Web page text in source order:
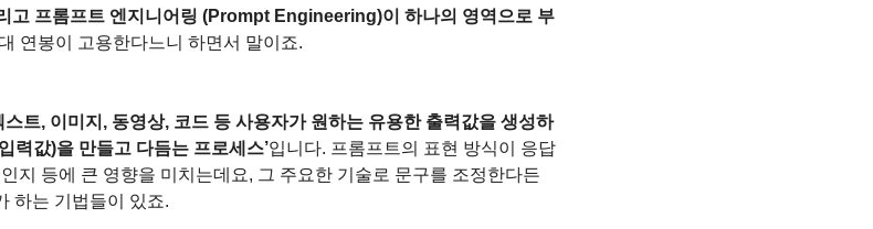
고 프롬프트 엔지니어링 (Prompt Engineering)이 하나의 영역으로 부
연봉이 고용한다느니 하면서 말이죠.
스트, 이미지, 동영상, 코드 등 사용자가 원하는 유용한 출력값을 생성하
력값)을 만들고 다듬는 프로세스’입니다. 프롬프트의 표현 방식이 응답
지 등에 큰 영향을 미치는데요, 그 주요한 기술로 문구를 조정한다든
하는 기법들이 있죠.